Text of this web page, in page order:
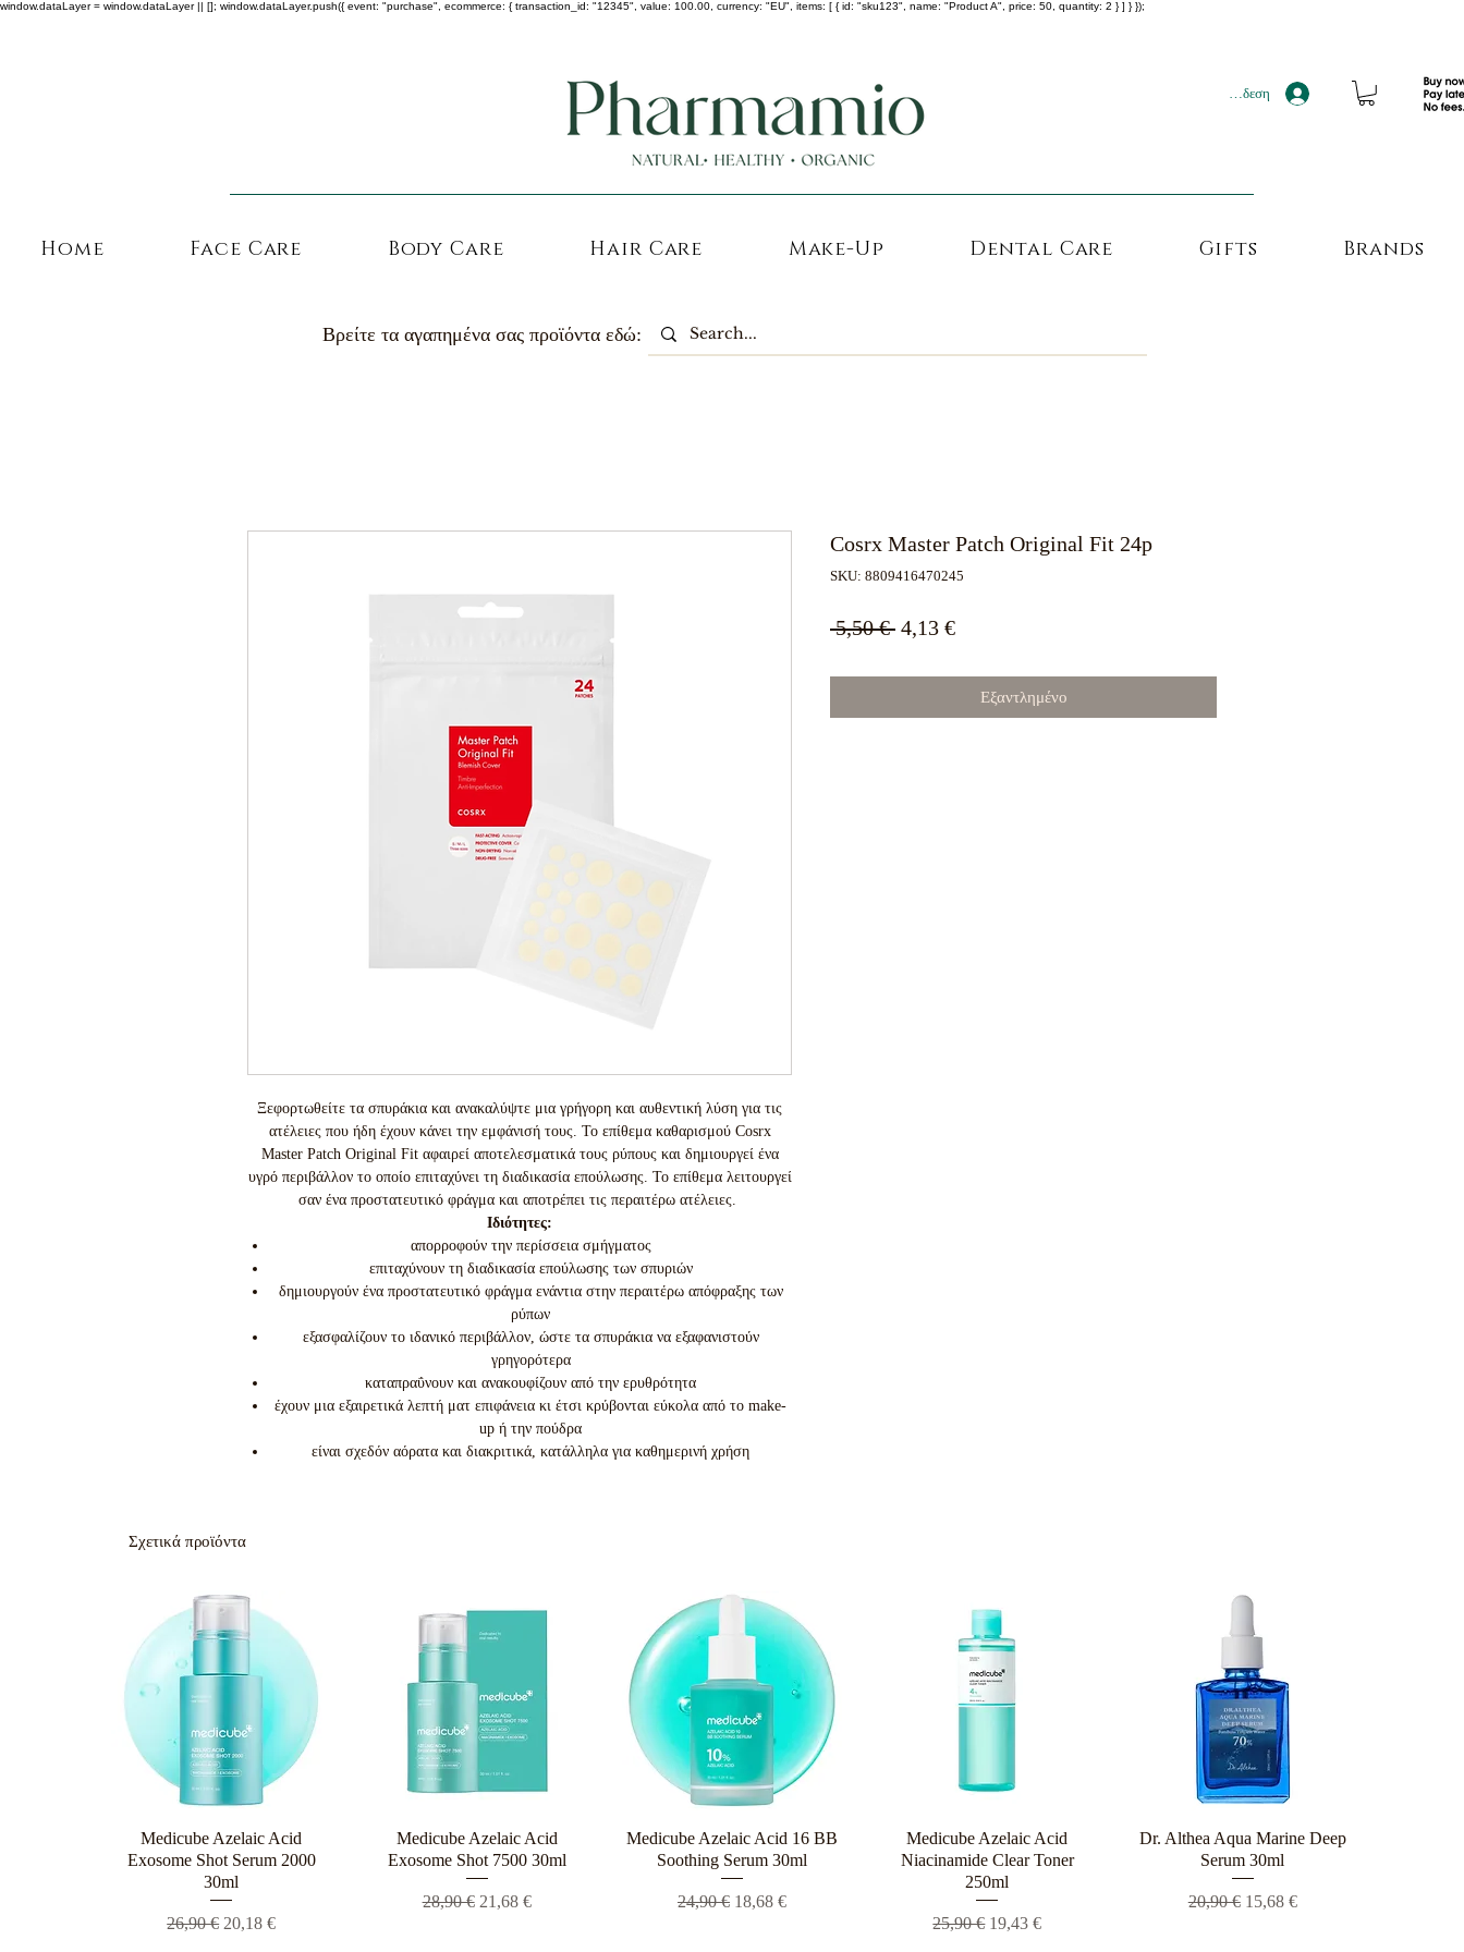
window.dataLayer = window.dataLayer || []; window.dataLayer.push({ event: "purchase", ecommerce: { transaction_id: "12345", value: 100.00, currency: "EU", items: [ { id: "sku123", name: "Product A", price: 50, quantity: 2 } ] } });
Σύνδεση
Home Face Care Body Care Hair Care Make-Up Dental Care Gifts Brands
Βρείτε τα αγαπημένα σας προϊόντα εδώ:
Ξεφορτωθείτε τα σπυράκια και ανακαλύψτε μια γρήγορη και αυθεντική λύση για τις
ατέλειες που ήδη έχουν κάνει την εμφάνισή τους. Το επίθεμα καθαρισμού Cosrx
Master Patch Original Fit αφαιρεί αποτελεσματικά τους ρύπους και δημιουργεί ένα
υγρό περιβάλλον το οποίο επιταχύνει τη διαδικασία επούλωσης. Το επίθεμα λειτουργεί
σαν ένα προστατευτικό φράγμα και αποτρέπει τις περαιτέρω ατέλειες.
Ιδιότητες:
απορροφούν την περίσσεια σμήγματος
επιταχύνουν τη διαδικασία επούλωσης των σπυριών
δημιουργούν ένα προστατευτικό φράγμα ενάντια στην περαιτέρω απόφραξης των
ρύπων
εξασφαλίζουν το ιδανικό περιβάλλον, ώστε τα σπυράκια να εξαφανιστούν
γρηγορότερα
καταπραΰνουν και ανακουφίζουν από την ερυθρότητα
έχουν μια εξαιρετικά λεπτή ματ επιφάνεια κι έτσι κρύβονται εύκολα από το make-
up ή την πούδρα
είναι σχεδόν αόρατα και διακριτικά, κατάλληλα για καθημερινή χρήση
Cosrx Master Patch Original Fit 24p
SKU: 8809416470245
5,50 € Κανονική
4,13 €Τιμή
Εξαντλημένο
Σχετικά προϊόντα
Γρήγορη προβολή
Medicube Azelaic Acid
Exosome Shot Serum 2000
30ml
Κανονική τιμή
26,90 € Τιμή Έκπτωσης
20,18 €
Γρήγορη προβολή
Medicube Azelaic Acid
Exosome Shot 7500 30ml
Κανονική τιμή
28,90 € Τιμή Έκπτωσης
21,68 €
Γρήγορη προβολή
Medicube Azelaic Acid 16 BB
Soothing Serum 30ml
Κανονική τιμή
24,90 € Τιμή Έκπτωσης
18,68 €
Γρήγορη προβολή
Medicube Azelaic Acid
Niacinamide Clear Toner
250ml
Κανονική τιμή
25,90 € Τιμή Έκπτωσης
19,43 €
Γρήγορη προβολή
Dr. Althea Aqua Marine Deep
Serum 30ml
Κανονική τιμή
20,90 € Τιμή Έκπτωσης
15,68 €